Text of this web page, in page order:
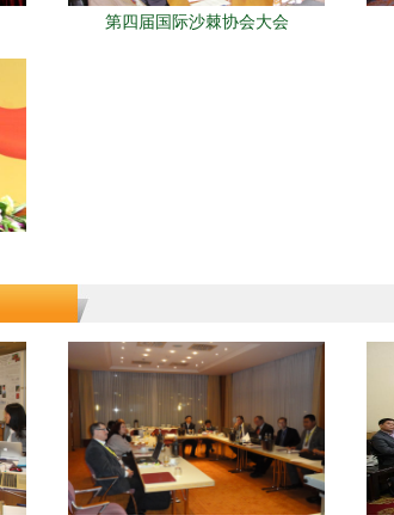
第四届国际沙棘协会大会